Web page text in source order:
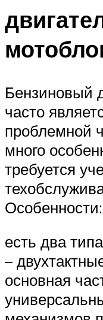
Бензиновый
часто
проблемной
много
требуется
Особенности:
есть два
–
основная